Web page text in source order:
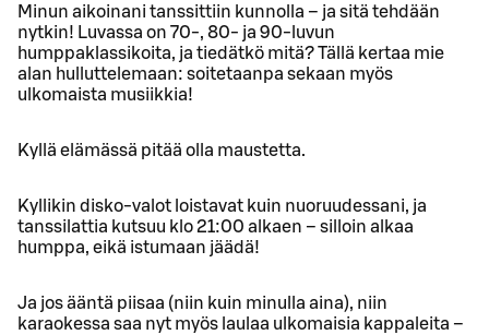
Minun aikoinani tanssittiin kunnolla – ja sitä tehdään
nytkin! Luvassa on 70-, 80- ja 90-luvun
humppaklassikoita, ja tiedätkö mitä? Tällä kertaa mie
alan hulluttelemaan: soitetaanpa sekaan myös
ulkomaista musiikkia!
Kyllä elämässä pitää olla maustetta.
Kyllikin disko-valot loistavat kuin nuoruudessani, ja
tanssilattia kutsuu klo 21:00 alkaen – silloin alkaa
humppa, eikä istumaan jäädä!
Ja jos ääntä piisaa (niin kuin minulla aina), niin
karaokessa saa nyt myös laulaa ulkomaisia kappaleita –